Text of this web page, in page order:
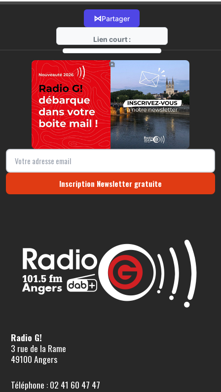
⋈Partager
Lien court :
https://radio-g.fr?10982
⧉
Inscription Newsletter gratuite
Radio G!
3 rue de la Rame
49100 Angers
Téléphone : 02 41 60 47 47